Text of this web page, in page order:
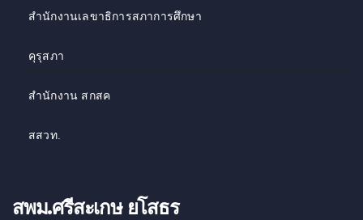
สำนักงานเลขาธิการสภาการศึกษา
คุรุสภา
สำนักงาน สกสค
สสวท.
สพม.ศรีสะเกษ ยโสธร